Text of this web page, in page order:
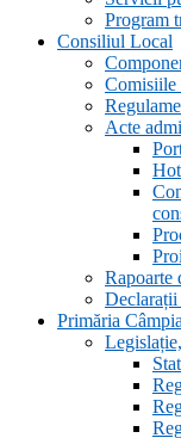
Program
Consiliul Local
Comisiile
Acte
Rapoarte
Declarații
Primăria